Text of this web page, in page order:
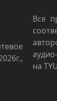
Все
на